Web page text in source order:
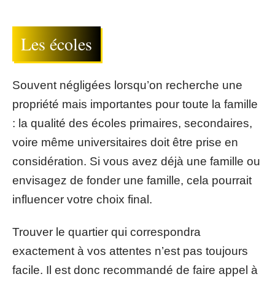
Les écoles
Souvent négligées lorsqu’on recherche une
propriété mais importantes pour toute la famille
: la qualité des écoles primaires, secondaires,
voire même universitaires doit être prise en
considération. Si vous avez déjà une famille ou
envisagez de fonder une famille, cela pourrait
influencer votre choix final.
Trouver le quartier qui correspondra
exactement à vos attentes n’est pas toujours
facile. Il est donc recommandé de faire appel à